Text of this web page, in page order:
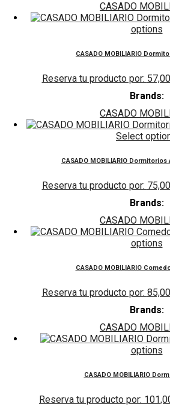
CASADO
options
CASADO MOBILIARIO
57,00
Brands:
CASADO
Select
CASADO MOBILIARIO
75,00
Brands:
CASADO
options
CASADO MOBILIARIO
85,00
Brands:
CASADO
options
CASADO MOBILIARIO